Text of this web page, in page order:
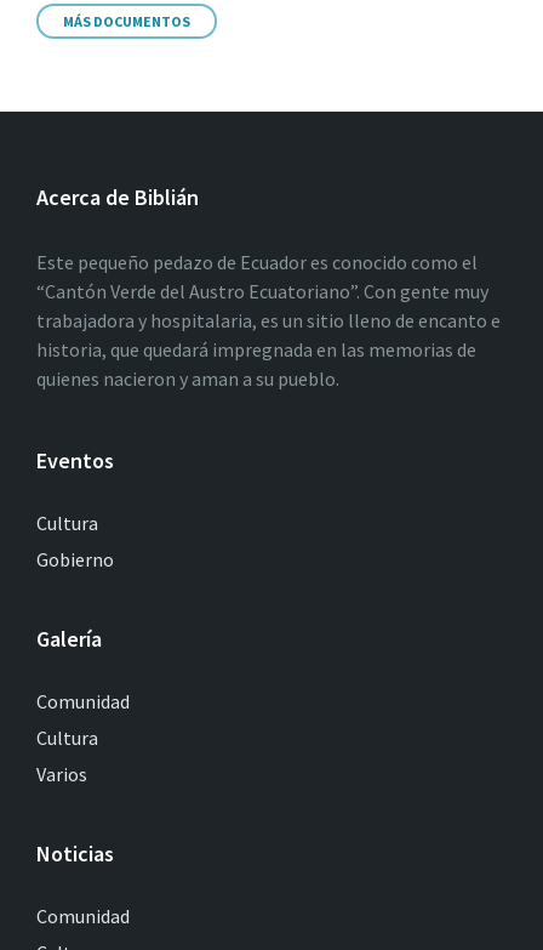
MÁS DOCUMENTOS
Acerca de Biblián
Este pequeño pedazo de Ecuador es conocido como el
“Cantón Verde del Austro Ecuatoriano”. Con gente muy
trabajadora y hospitalaria, es un sitio lleno de encanto e
historia, que quedará impregnada en las memorias de
quienes nacieron y aman a su pueblo.
Eventos
Cultura
Gobierno
Galería
Comunidad
Cultura
Varios
Noticias
Comunidad